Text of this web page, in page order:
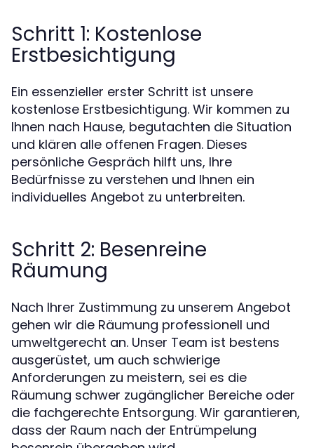
Schritt 1: Kostenlose
Erstbesichtigung
Ein essenzieller erster Schritt ist unsere
kostenlose Erstbesichtigung. Wir kommen zu
Ihnen nach Hause, begutachten die Situation
und klären alle offenen Fragen. Dieses
persönliche Gespräch hilft uns, Ihre
Bedürfnisse zu verstehen und Ihnen ein
individuelles Angebot zu unterbreiten.
Schritt 2: Besenreine
Räumung
Nach Ihrer Zustimmung zu unserem Angebot
gehen wir die Räumung professionell und
umweltgerecht an. Unser Team ist bestens
ausgerüstet, um auch schwierige
Anforderungen zu meistern, sei es die
Räumung schwer zugänglicher Bereiche oder
die fachgerechte Entsorgung. Wir garantieren,
dass der Raum nach der Entrümpelung